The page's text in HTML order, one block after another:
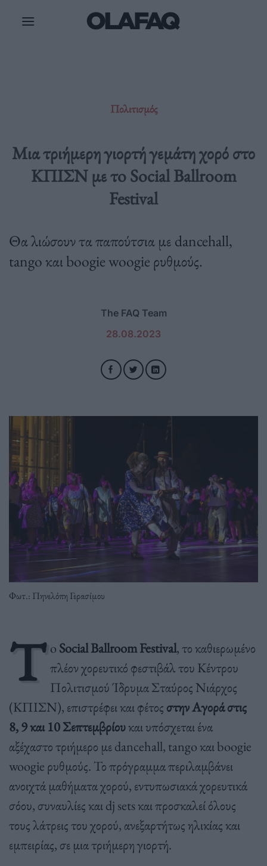
Πολιτισμός
Μια τριήμερη γιορτή γεμάτη χορό στο
ΚΠΙΣΝ με τo Social Ballroom
Festival
Θα λιώσουν τα παπούτσια με dancehall,
tango και boogie woogie ρυθμούς.
The FAQ Team
28.08.2023
Φωτ.: Πηνελόπη Γερασίμου
T o Social Ballroom Festival, το καθιερωμένο
πλέον χορευτικό φεστιβάλ του Κέντρου
Πολιτισμού Ίδρυμα Σταύρος Νιάρχος
(ΚΠΙΣΝ), επιστρέφει και φέτος στην Αγορά στις
8, 9 και 10 Σεπτεμβρίουκαι υπόσχεται ένα
αξέχαστο τριήμερο με dancehall, tango και boogie
woogie ρυθμούς. Το πρόγραμμα περιλαμβάνει
ανοιχτά μαθήματα χορού, εντυπωσιακά χορευτικά
σόου, συναυλίες και dj sets και προσκαλεί όλους
τους λάτρεις του χορού, ανεξαρτήτως ηλικίας και
εμπειρίας, σε μια τριήμερη γιορτή.